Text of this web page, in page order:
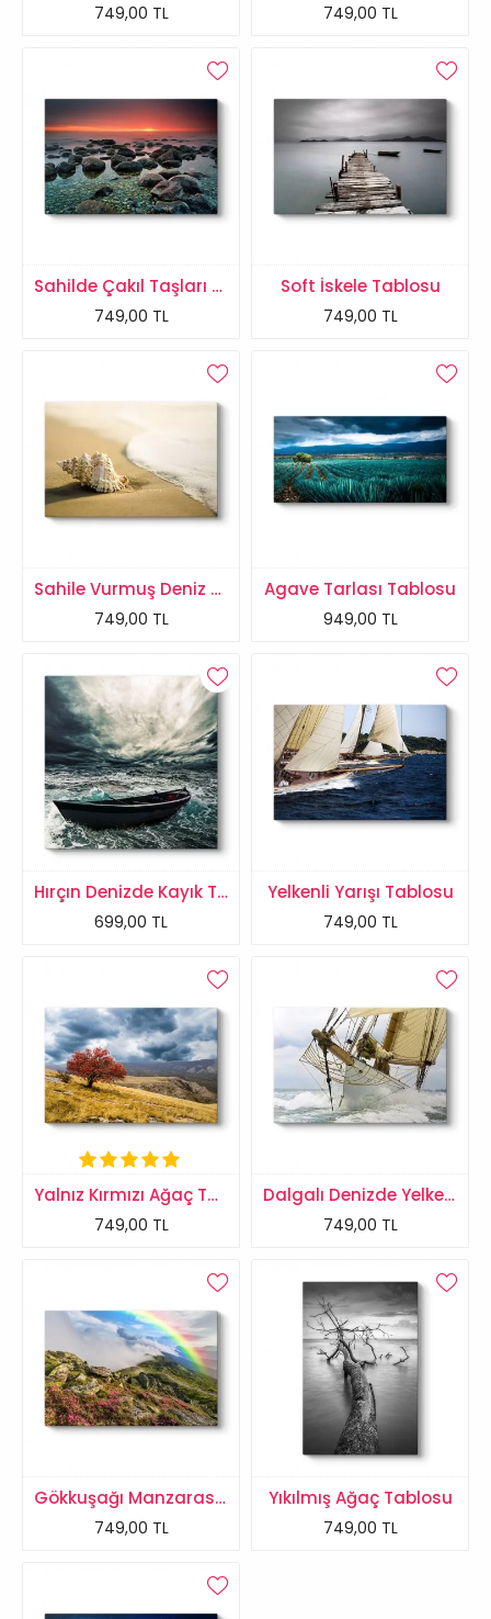
749,00 TL 749,00 TL
Sahilde Çakıl Taşları Tablosu
749,00 TL
Soft İskele Tablosu
749,00 TL
Sahile Vurmuş Deniz Kabuğu Tablosu
749,00 TL
Agave Tarlası Tablosu
949,00 TL
Hırçın Denizde Kayık Tablosu
699,00 TL
Yelkenli Yarışı Tablosu
749,00 TL
Yalnız Kırmızı Ağaç Tablosu
749,00 TL
Dalgalı Denizde Yelkenli Tablosu
749,00 TL
Gökkuşağı Manzarası Tablosu
749,00 TL
Yıkılmış Ağaç Tablosu
749,00 TL